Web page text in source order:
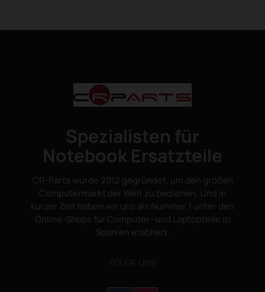
Spezialisten für
Notebook Ersatzteile
CR-Parts wurde 2012 gegründet, um den großen
Computermarkt der Welt zu bedienen. Und in
kurzer Zeit haben wir uns als Nummer 1 unter den
Online-Shops für Computer- und Laptopteile in
Spanien etabliert.